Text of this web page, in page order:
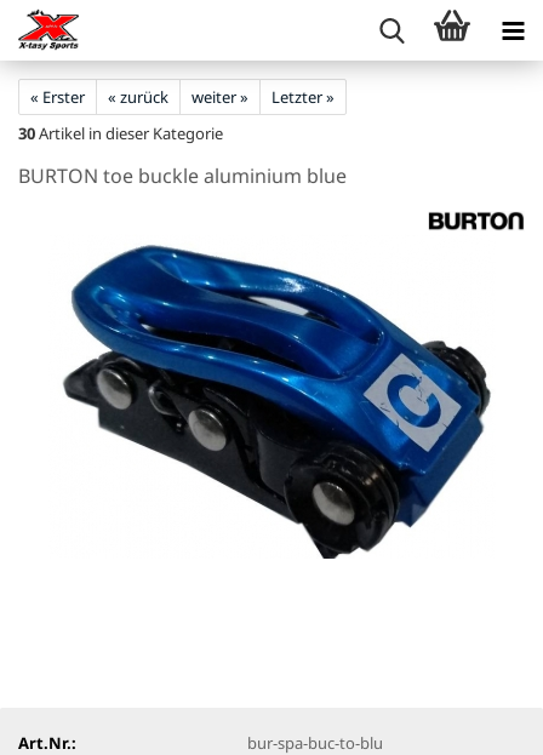
« Erster « zurück weiter »
Letzter »
30Artikel in dieser Kategorie
BURTON toe buckle aluminium blue
Art.Nr.:
bur-spa-buc-to-blu